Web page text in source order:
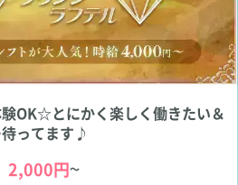
OK☆とにかく楽しく働きたい＆
ってます♪
2,000円～